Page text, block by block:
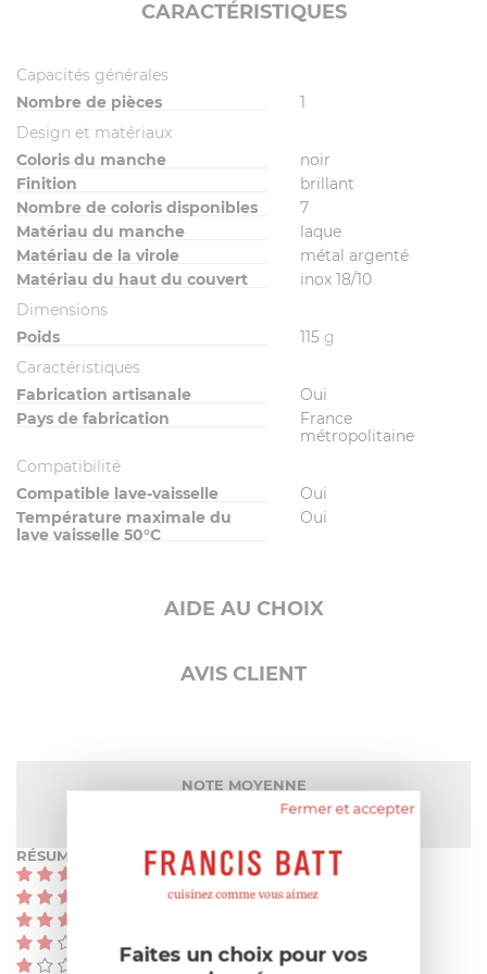
CARACTÉRISTIQUES
Capacités générales
Nombre de pièces
1
Design et matériaux
Coloris du manche
noir
Finition
brillant
Nombre de coloris disponibles
7
Matériau du manche
laque
Matériau de la virole
métal argenté
Matériau du haut du couvert
inox 18/10
Dimensions
Poids
115 g
Caractéristiques
Fabrication artisanale
Oui
Pays de fabrication
France
métropolitaine
Compatibilité
Compatible lave-vaisselle
Oui
Température maximale du
lave vaisselle 50°C
Oui
AIDE AU CHOIX
AVIS CLIENT
NOTE MOYENNE
Pas encore de note
RÉSUMÉ
(0)
(0)
Fermer et accepter
Faites un choix pour vos